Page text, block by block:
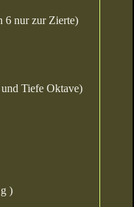
6 nur zur Zierte)
Tiefe Oktave)
)